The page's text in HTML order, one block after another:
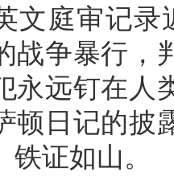
文庭审记
战争暴行，
永远钉在人
顿日记的披
证如山。